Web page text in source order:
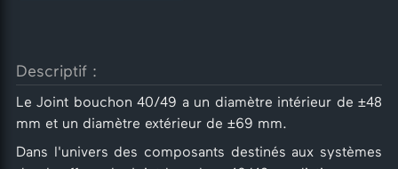
Descriptif :
Le Joint bouchon 40/49 a un diamètre intérieur de ±48
mm et un diamètre extérieur de ±69 mm.
Dans l'univers des composants destinés aux systèmes